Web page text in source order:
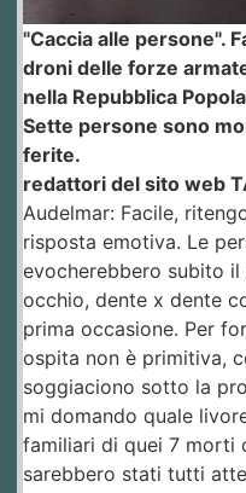
"Caccia alle persone".
droni delle forze
nella Repubblica
Sette persone sono
ferite.
redattori del sito web
Audelmar: Facile,
risposta emotiva. Le
evocherebbero subito
occhio, dente x dente
prima occasione. Per
ospita non è primitiva,
soggiaciono sotto la
mi domando quale
familiari di quei 7 morti
sarebbero stati tutti